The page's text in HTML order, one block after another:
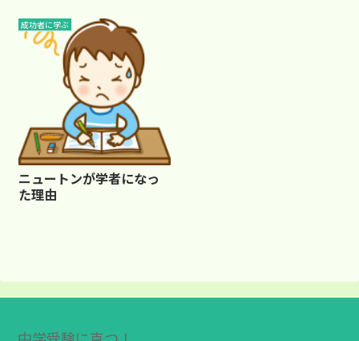
成功者に学ぶ
ニュートンが学者になっ
た理由